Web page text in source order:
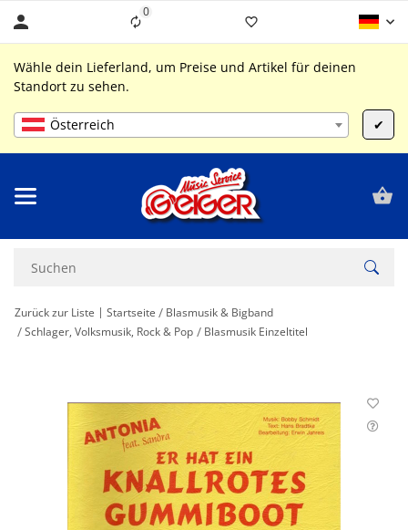
0Liste ist leer
Wähle dein Lieferland, um Preise und Artikel für deinen
Standort zu sehen.
Österreich ✔
Zurück zur Liste Startseite
Blasmusik & Bigband
Schlager, Volksmusik, Rock & Pop
Blasmusik Einzeltitel